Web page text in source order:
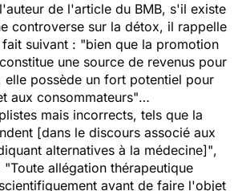
de l'article du BMB, s'il existe
controverse sur la détox, il rappelle
suivant : "bien que la promotion
une source de revenus pour
elle possède un fort potentiel pour
aux consommateurs"…
mais incorrects, tels que la
[dans le discours associé aux
alternatives à la médecine]",
"Toute allégation thérapeutique
avant de faire l'objet